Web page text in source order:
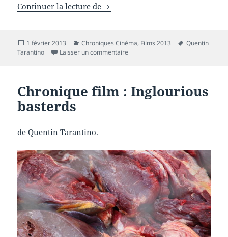
Continuer la lecture de Chronique film : Django
Publié
le
1 février 2013 Catégories
Chroniques Cinéma, Films 2013
Mots-
Quentin
Tarantino
Laisser un commentaire
Chronique film : Inglourious
basterds
de Quentin Tarantino.